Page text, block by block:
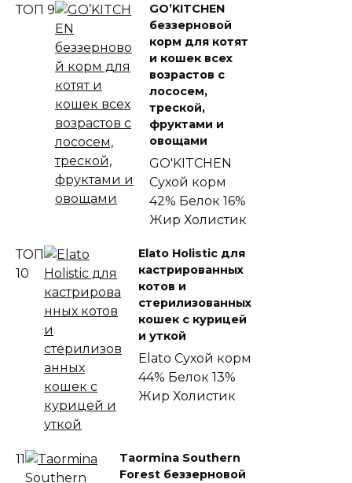
ТОП 9
GO’KITCHEN
беззерновой
корм для котят
и кошек всех
возрастов с
лососем,
треской,
фруктами и
овощами
GO'KITCHEN
Сухой корм
42% Белок 16%
Жир Холистик
ТОП
10
Elato Holistic для
кастрированных
котов и
стерилизованных
кошек с курицей
и уткой
Elato Сухой корм
44% Белок 13%
Жир Холистик
11
Taormina Southern
Forest беззерновой